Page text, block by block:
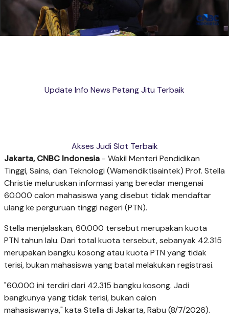
Update Info News Petang Jitu Terbaik
Akses Judi Slot Terbaik
Jakarta, CNBC Indonesia - Wakil Menteri Pendidikan
Tinggi, Sains, dan Teknologi (Wamendiktisaintek) Prof. Stella
Christie meluruskan informasi yang beredar mengenai
60.000 calon mahasiswa yang disebut tidak mendaftar
ulang ke perguruan tinggi negeri (PTN).
Stella menjelaskan, 60.000 tersebut merupakan kuota
PTN tahun lalu. Dari total kuota tersebut, sebanyak 42.315
merupakan bangku kosong atau kuota PTN yang tidak
terisi, bukan mahasiswa yang batal melakukan registrasi.
"60.000 ini terdiri dari 42.315 bangku kosong. Jadi
bangkunya yang tidak terisi, bukan calon
mahasiswanya," kata Stella di Jakarta, Rabu (8/7/2026).